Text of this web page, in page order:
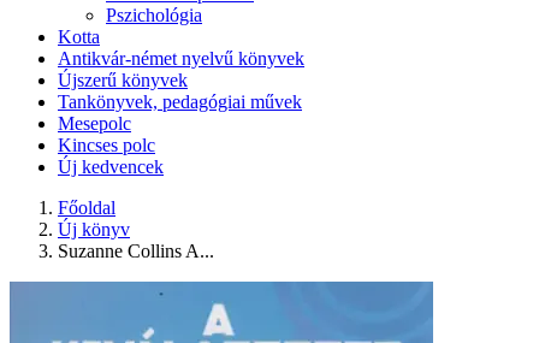
Pszichológia
Kotta
Antikvár-német nyelvű könyvek
Újszerű könyvek
Tankönyvek, pedagógiai művek
Mesepolc
Kincses polc
Új kedvencek
Főoldal
Új könyv
Suzanne Collins A...